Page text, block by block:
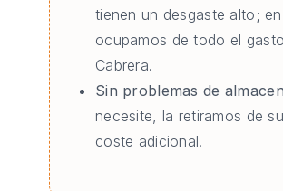
tienen un desgaste alto;
ocupamos de todo el
Cabrera.
Sin problemas de
necesite, la retiramos de
coste adicional.